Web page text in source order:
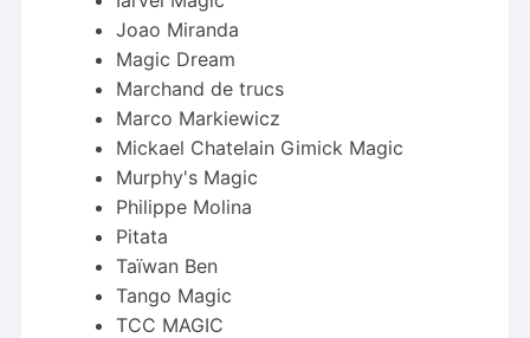
Joao Miranda
Magic Dream
Marchand de trucs
Marco Markiewicz
Mickael Chatelain Gimick Magic
Murphy's Magic
Philippe Molina
Pitata
Taïwan Ben
Tango Magic
TCC MAGIC